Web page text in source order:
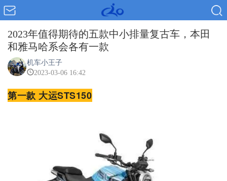
2023年值得期待的五款中小排量复古车，本田
和雅马哈系会各有一款
机车小王子
2023-03-06 16:42
第一款 大运STS150